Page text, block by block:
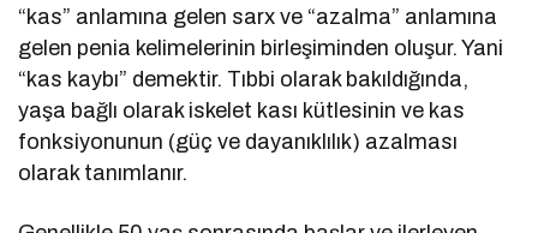
“kas” anlamına gelen sarx ve “azalma” anlamına
gelen penia kelimelerinin birleşiminden oluşur. Yani
“kas kaybı” demektir. Tıbbi olarak bakıldığında,
yaşa bağlı olarak iskelet kası kütlesinin ve kas
fonksiyonunun (güç ve dayanıklılık) azalması
olarak tanımlanır.